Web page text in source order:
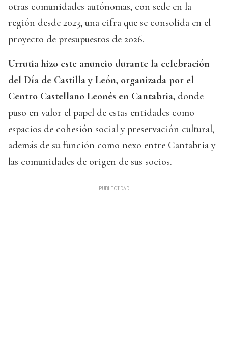
otras comunidades autónomas, con sede en la
región desde 2023, una cifra que se consolida en el
proyecto de presupuestos de 2026.
Urrutia hizo este anuncio durante la celebración
del Día de Castilla y León, organizada por el
Centro Castellano Leonés en Cantabria, donde
puso en valor el papel de estas entidades como
espacios de cohesión social y preservación cultural,
además de su función como nexo entre Cantabria y
las comunidades de origen de sus socios.